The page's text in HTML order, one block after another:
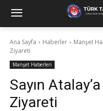
Ana Sayfa Haberler Manşet
Ziyareti
Manşet Haberleri
Sayın
Ziyareti